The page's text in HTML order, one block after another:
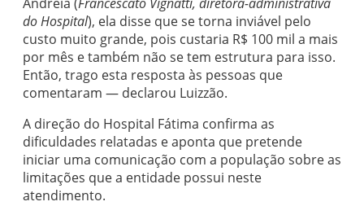
do Hospital), ela disse que se torna inviável pelo
custo muito grande, pois custaria R$ 100 mil a mais
por mês e também não se tem estrutura para isso.
Então, trago esta resposta às pessoas que
comentaram — declarou Luizzão.
A direção do Hospital Fátima confirma as
dificuldades relatadas e aponta que pretende
iniciar uma comunicação com a população sobre as
limitações que a entidade possui neste
atendimento.